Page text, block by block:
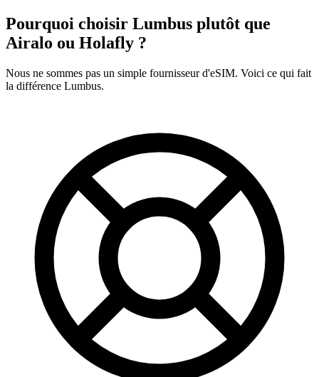
Pourquoi choisir Lumbus plutôt que
Airalo ou Holafly ?
Nous ne sommes pas un simple fournisseur d'eSIM. Voici ce qui fait
la différence Lumbus.